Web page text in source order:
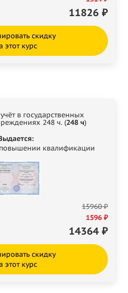
11826 ₽
скидку
этот курс
в государственных
248 ч. (248 ч)
квалификации
15960 ₽
1596 ₽
14364 ₽
скидку
этот курс